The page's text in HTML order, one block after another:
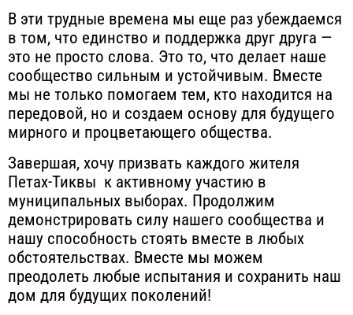
В эти трудные времена мы еще раз убеждаемся
в том, что единство и поддержка друг друга —
это не просто слова. Это то, что делает наше
сообщество сильным и устойчивым. Вместе
мы не только помогаем тем, кто находится на
передовой, но и создаем основу для будущего
мирного и процветающего общества.
Завершая, хочу призвать каждого жителя
Петах-Тиквы к активному участию в
муниципальных выборах. Продолжим
демонстрировать силу нашего сообщества и
нашу способность стоять вместе в любых
обстоятельствах. Вместе мы можем
преодолеть любые испытания и сохранить наш
дом для будущих поколений!